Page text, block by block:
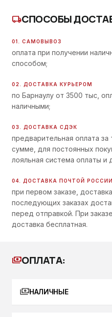
local_shippingСПОСОБЫ
01. САМОВЫВОЗ
оплата при получении
способом;
02. ДОСТАВКА КУРЬЕРОМ
по Барнаулу от 3500 тыс,
наличными;
03. ДОСТАВКА СДЭК
предварительная оплата за
сумме, для постоянных
лояльная система оплаты и
04. ДОСТАВКА ПОЧТОЙ РОССИИ
при первом заказе,
последующих заказах
перед отправкой. При
доставка бесплатная.
paymentsОПЛАТА:
paymentsНАЛИЧНЫЕ